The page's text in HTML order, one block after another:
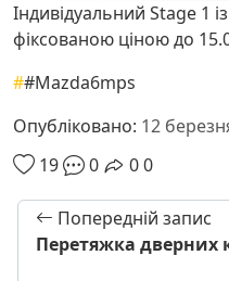
Індивідуальний Stage 1
фіксованою ціною до
##Mazda6mps
Опубліковано: 12
19
0 00
Попередній запис
Перетяжка дверних